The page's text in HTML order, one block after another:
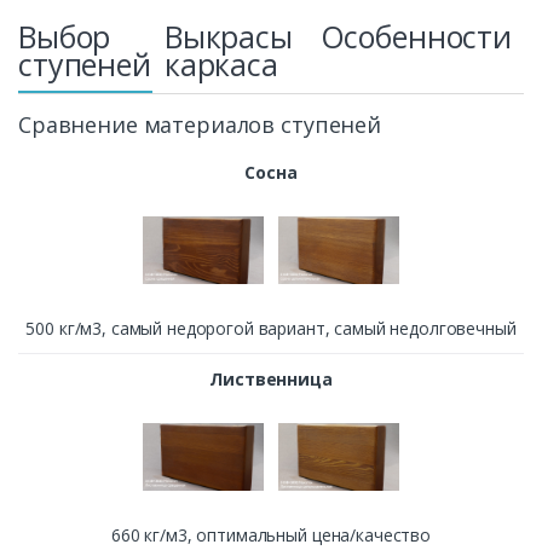
Выбор
ступеней
Выкрасы
каркаса
Особенности
Сравнение материалов ступеней
Сосна
500 кг/м3, cамый недорогой вариант, самый недолговечный
Лиственница
660 кг/м3, оптимальный цена/качество